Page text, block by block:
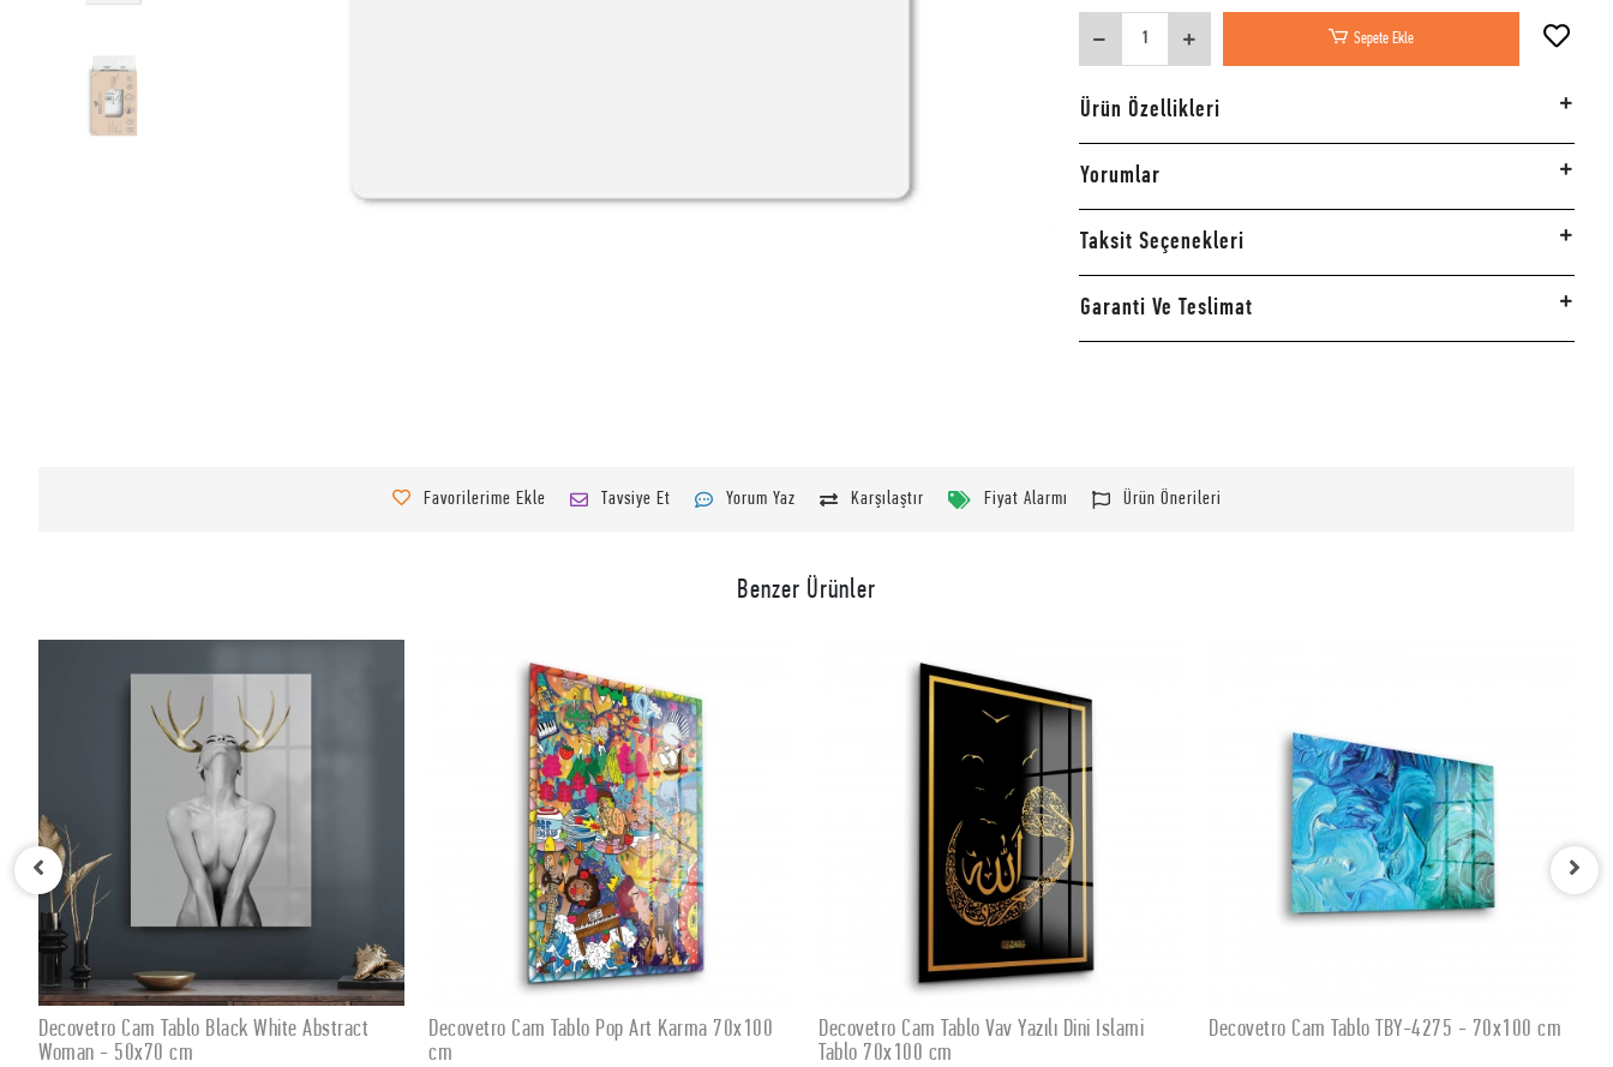
Sepete Ekle
Ürün Özellikleri
Yorumlar
Taksit Seçenekleri
Garanti Ve Teslimat
Favorilerime Ekle Tavsiye Et Yorum Yaz Karşılaştır Fiyat Alarmı Ürün Önerileri
Benzer Ürünler
SEPETE EKLE
Decovetro Cam Tablo Black White Abstract
Woman - 50x70 cm
SEPETE EKLE
Decovetro Cam Tablo Pop Art Karma 70x100
cm
SEPETE EKLE
Decovetro Cam Tablo Vav Yazılı Dini İslami
Tablo 70x100 cm
SEPETE EKLE
Decovetro Cam Tablo TBY-4275 - 70x100 cm